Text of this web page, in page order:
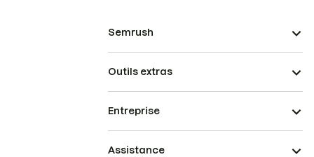
Semrush
Outils extras
Entreprise
Assistance